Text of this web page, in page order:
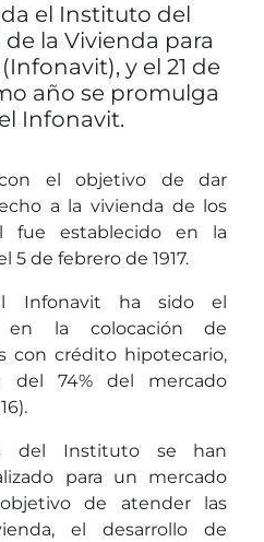
el Instituto del
la Vivienda para
y el 21 de
año se promulga
Infonavit.
el objetivo de dar
a la vivienda de los
fue establecido en la
5 de febrero de 1917.
Infonavit ha sido el
en la colocación de
con crédito hipotecario,
del 74% del mercado
del Instituto se han
para un mercado
de atender las
el desarrollo de